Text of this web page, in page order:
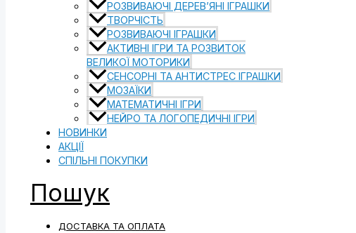
РОЗВИВАЮЧІ ДЕРЕВ’ЯНІ ІГРАШКИ
ТВОРЧІСТЬ
РОЗВИВАЮЧІ ІГРАШКИ
АКТИВНІ ІГРИ ТА РОЗВИТОК
ВЕЛИКОЇ МОТОРИКИ
СЕНСОРНІ ТА АНТИСТРЕС ІГРАШКИ
МОЗАЇКИ
МАТЕМАТИЧНІ ІГРИ
НЕЙРО ТА ЛОГОПЕДИЧНІ ІГРИ
НОВИНКИ
АКЦІЇ
СПІЛЬНІ ПОКУПКИ
Пошук
ДОСТАВКА ТА ОПЛАТА